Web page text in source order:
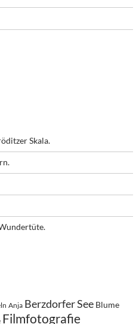
Skala.
Anja Berzdorfer See Blume
Filmfotografie